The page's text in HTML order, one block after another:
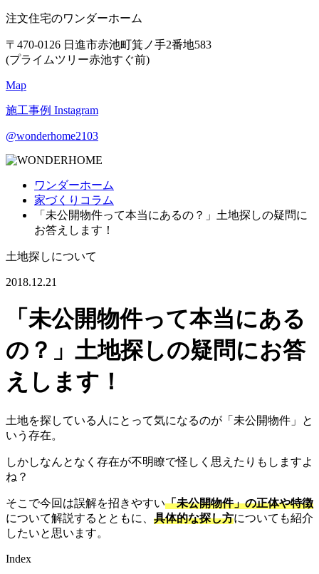
注文住宅のワンダーホーム
〒470-0126 日進市赤池町箕ノ手2番地583
(プライムツリー赤池すぐ前)
Map
施工事例 Instagram
@wonderhome2103
ワンダーホーム
家づくりコラム
「未公開物件って本当にあるの？」土地探しの疑問に
お答えします！
土地探しについて
2018.12.21
「未公開物件って本当にある
の？」土地探しの疑問にお答
えします！
土地を探している人にとって気になるのが「未公開物件」と
いう存在。
しかしなんとなく存在が不明瞭で怪しく思えたりもしますよ
ね？
そこで今回は誤解を招きやすい「未公開物件」の正体や特徴
について解説するとともに、 具体的な探し方についても紹介
したいと思います。
Index